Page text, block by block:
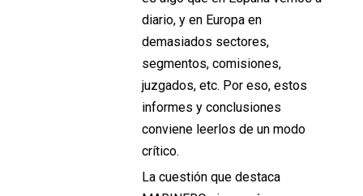
diario, y en Europa en
demasiados sectores,
segmentos, comisiones,
juzgados, etc. Por eso, estos
informes y conclusiones
conviene leerlos de un modo
crítico.
La cuestión que destaca